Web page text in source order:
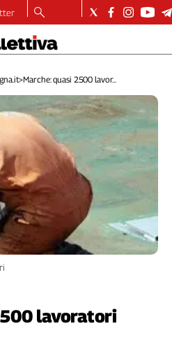
>Marche: quasi 2500 lavor...
lavoratori